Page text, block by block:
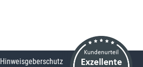
Hinweisgeberschutz